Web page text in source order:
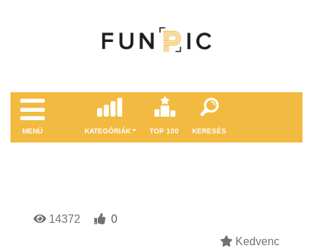
MENÜ KATEGÓRIÁK TOP 100 KERESÉS
14372
0
Kedvenc